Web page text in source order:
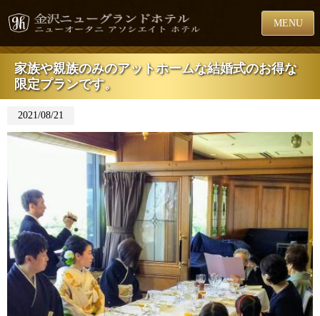
MENU
家族や親族のみのアットホームな結婚式のお得な
限定プランです。
2021/08/21